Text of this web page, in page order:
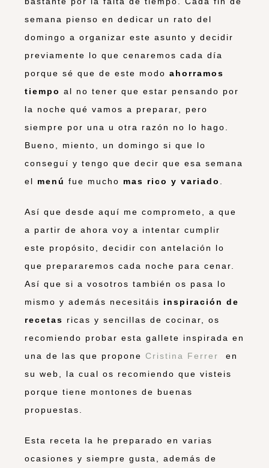
semana pienso en dedicar un rato del
domingo a organizar este asunto y decidir
previamente lo que cenaremos cada día
porque sé que de este modo ahorramos
tiempo al no tener que estar pensando por
la noche qué vamos a preparar, pero
siempre por una u otra razón no lo hago.
Bueno, miento, un domingo si que lo
conseguí y tengo que decir que esa semana
el menú fue mucho mas rico y variado
Así que desde aquí me comprometo, a que
a partir de ahora voy a intentar cumplir
este propósito, decidir con antelación lo
que prepararemos cada noche para cenar.
Así que si a vosotros también os pasa lo
mismo y además necesitáis inspiración de
recetas ricas y sencillas de cocinar, os
recomiendo probar esta gallete inspirada en
una de las que propone Cristina Ferrer
en
su web, la cual os recomiendo que visteis
porque tiene montones de buenas
propuestas.
Esta receta la he preparado en varias
ocasiones y siempre gusta, además de